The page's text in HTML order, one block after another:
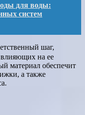
для воды:
систем
шаг,
влияющих на ее
материал обеспечит
а также